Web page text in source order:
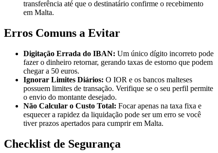
transferência até que o destinatário confirme o recebimento
em Malta.
Erros Comuns a Evitar
Digitação Errada do IBAN: Um único dígito incorreto pode
fazer o dinheiro retornar, gerando taxas de estorno que podem
chegar a 50 euros.
Ignorar Limites Diários: O IOR e os bancos malteses
possuem limites de transação. Verifique se o seu perfil permite
o envio do montante desejado.
Não Calcular o Custo Total: Focar apenas na taxa fixa e
esquecer a rapidez da liquidação pode ser um erro se você
tiver prazos apertados para cumprir em Malta.
Checklist de Segurança